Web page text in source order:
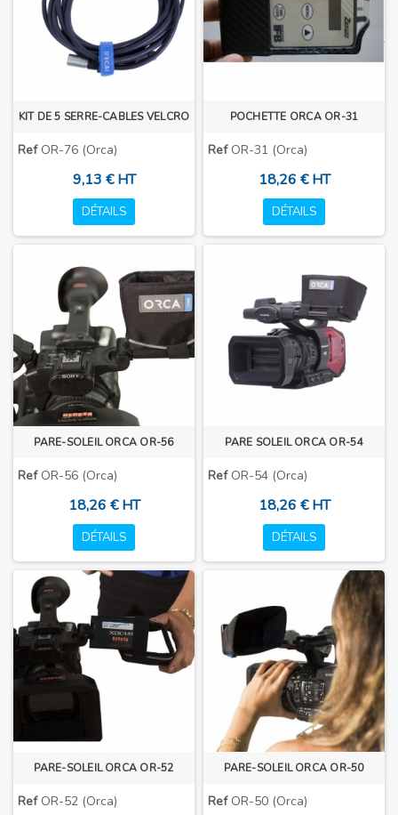
KIT DE 5 SERRE-CABLES VELCRO
RefOR-76 (Orca)
9,13 € HT
DÉTAILS
POCHETTE ORCA OR-31
RefOR-31 (Orca)
18,26 € HT
DÉTAILS
PARE-SOLEIL ORCA OR-56
RefOR-56 (Orca)
18,26 € HT
DÉTAILS
PARE SOLEIL ORCA OR-54
RefOR-54 (Orca)
18,26 € HT
DÉTAILS
PARE-SOLEIL ORCA OR-52
RefOR-52 (Orca)
PARE-SOLEIL ORCA OR-50
RefOR-50 (Orca)